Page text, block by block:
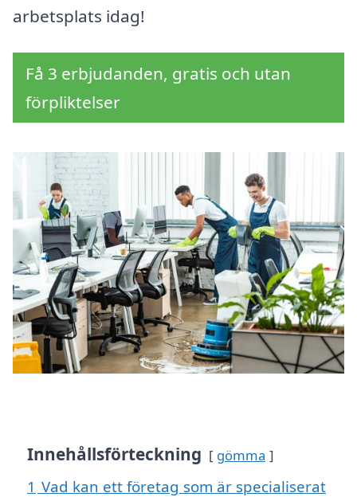
arbetsplats idag!
Få 3 erbjudanden, gratis och utan
förpliktelser
Innehållsförteckning gömma
1 Vad kan ett företag som är specialiserat